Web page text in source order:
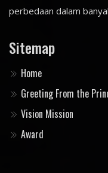
perbedaan dalam
Sitemap
Home
Greeting From the
Vision Mission
Award